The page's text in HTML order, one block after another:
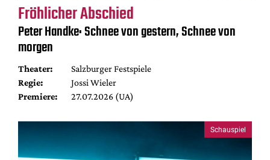
Fröhlicher Abschied
Peter Handke: Schnee von gestern, Schnee von
morgen
Theater:
Salzburger Festspiele
Regie:
Jossi Wieler
Premiere:
27.07.2026 (UA)
Schauspiel